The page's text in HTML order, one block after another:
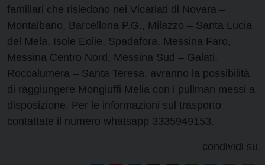
familiari che risiedono nei Vicariati di Novara –
Montalbano, Barcellona P.G., Milazzo – Santa Lucia
del Mela, Isole Eolie, Spadafora, Messina Faro,
Messina Centro Nord, Messina Sud – Galati,
Roccalumera – Santa Teresa, avranno la possibilità
di raggiungere Mongiuffi Melia con i pullman messi a
disposizione. Per le informazioni sul trasporto
contattate il numero whatsapp 3335949153.
condividi su